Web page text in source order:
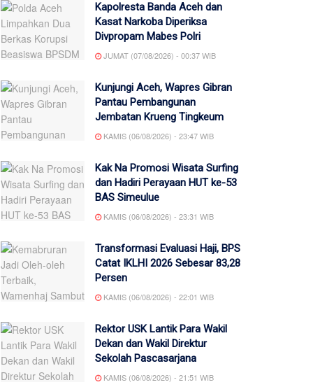
Kapolresta Banda Aceh dan
Kasat Narkoba Diperiksa
Divpropam Mabes Polri
JUMAT (07/08/2026) - 00:37 WIB
Kunjungi Aceh, Wapres Gibran
Pantau Pembangunan
Jembatan Krueng Tingkeum
KAMIS (06/08/2026) - 23:47 WIB
Kak Na Promosi Wisata Surfing
dan Hadiri Perayaan HUT ke-53
BAS Simeulue
KAMIS (06/08/2026) - 23:31 WIB
Transformasi Evaluasi Haji, BPS
Catat IKLHI 2026 Sebesar 83,28
Persen
KAMIS (06/08/2026) - 22:01 WIB
Rektor USK Lantik Para Wakil
Dekan dan Wakil Direktur
Sekolah Pascasarjana
KAMIS (06/08/2026) - 21:51 WIB